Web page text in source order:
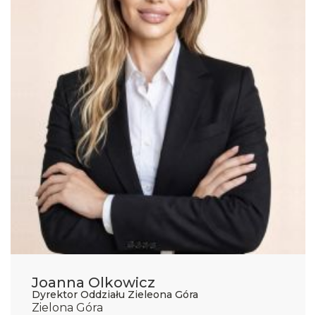
Joanna Olkowicz
Dyrektor Oddziału Zieleona Góra
Zielona Góra